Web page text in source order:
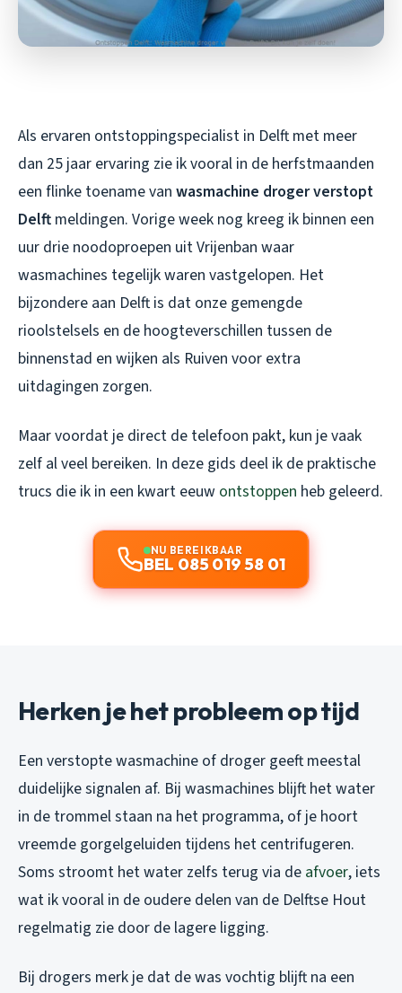
Als ervaren ontstoppingspecialist in Delft met meer
dan 25 jaar ervaring zie ik vooral in de herfstmaanden
een flinke toename van wasmachine droger verstopt
Delft meldingen. Vorige week nog kreeg ik binnen een
uur drie noodoproepen uit Vrijenban waar
wasmachines tegelijk waren vastgelopen. Het
bijzondere aan Delft is dat onze gemengde
rioolstelsels en de hoogteverschillen tussen de
binnenstad en wijken als Ruiven voor extra
uitdagingen zorgen.
Maar voordat je direct de telefoon pakt, kun je vaak
zelf al veel bereiken. In deze gids deel ik de praktische
trucs die ik in een kwart eeuw ontstoppen heb geleerd.
NU BEREIKBAAR
BEL 085 019 58 01
Herken je het probleem op tijd
Een verstopte wasmachine of droger geeft meestal
duidelijke signalen af. Bij wasmachines blijft het water
in de trommel staan na het programma, of je hoort
vreemde gorgelgeluiden tijdens het centrifugeren.
Soms stroomt het water zelfs terug via de afvoer, iets
wat ik vooral in de oudere delen van de Delftse Hout
regelmatig zie door de lagere ligging.
Bij drogers merk je dat de was vochtig blijft na een